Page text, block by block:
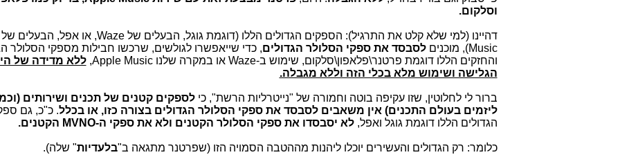
וסלקום.
Music), מוכנים
לסבסד את ספקי הסלולר הגדולים, כדי שייאפשרו לגולשים, שרכשו חבילות מספקי הסלולר
והחזקים הללו דוגמת פרטנר\פלאפון\סלקום, שימוש ב-Waze או במקרה שלנו Apple Music,
ללא מדידה של
הגלישה ושימוש מלא בכלי הזה וללא מגבלה.
ברור לי לחלוטין, שזו עקיפה בוטה וחמורה של "נייטרליות הרשת", כילספקים קטנים של תכנים ושירותים
ליזמים בעולם התכנים) אין משאבים לסבסד את ספקי הסלולר הגדולים בצורה כזו, או בכלל. כ"כ, גם
הגדולים הללו דוגמת גוגל ואפל,לא יסבסדו את ספקי הסלולר הקטנים ולא את ספקי ה-MVNO הקטנים.
כלומר: רק הגדולים והעשירים יוכלו ליהנות מההטבה הסמויה הזו (שפרטנר מתגאה ב"בלעדיות" שלה).